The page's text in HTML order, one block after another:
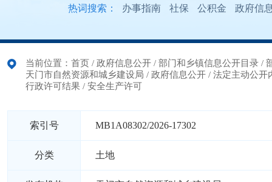
热词搜索： 办事指南 社保 公积金 政府信
当前位置： 首页 / 政府信息公开 / 部门和乡镇信息公开目录 /
天门市自然资源和城乡建设局 / 政府信息公开 / 法定主动公开
行政许可结果 / 安全生产许可
索引号 MB1A08302/2026-17302
分类 土地